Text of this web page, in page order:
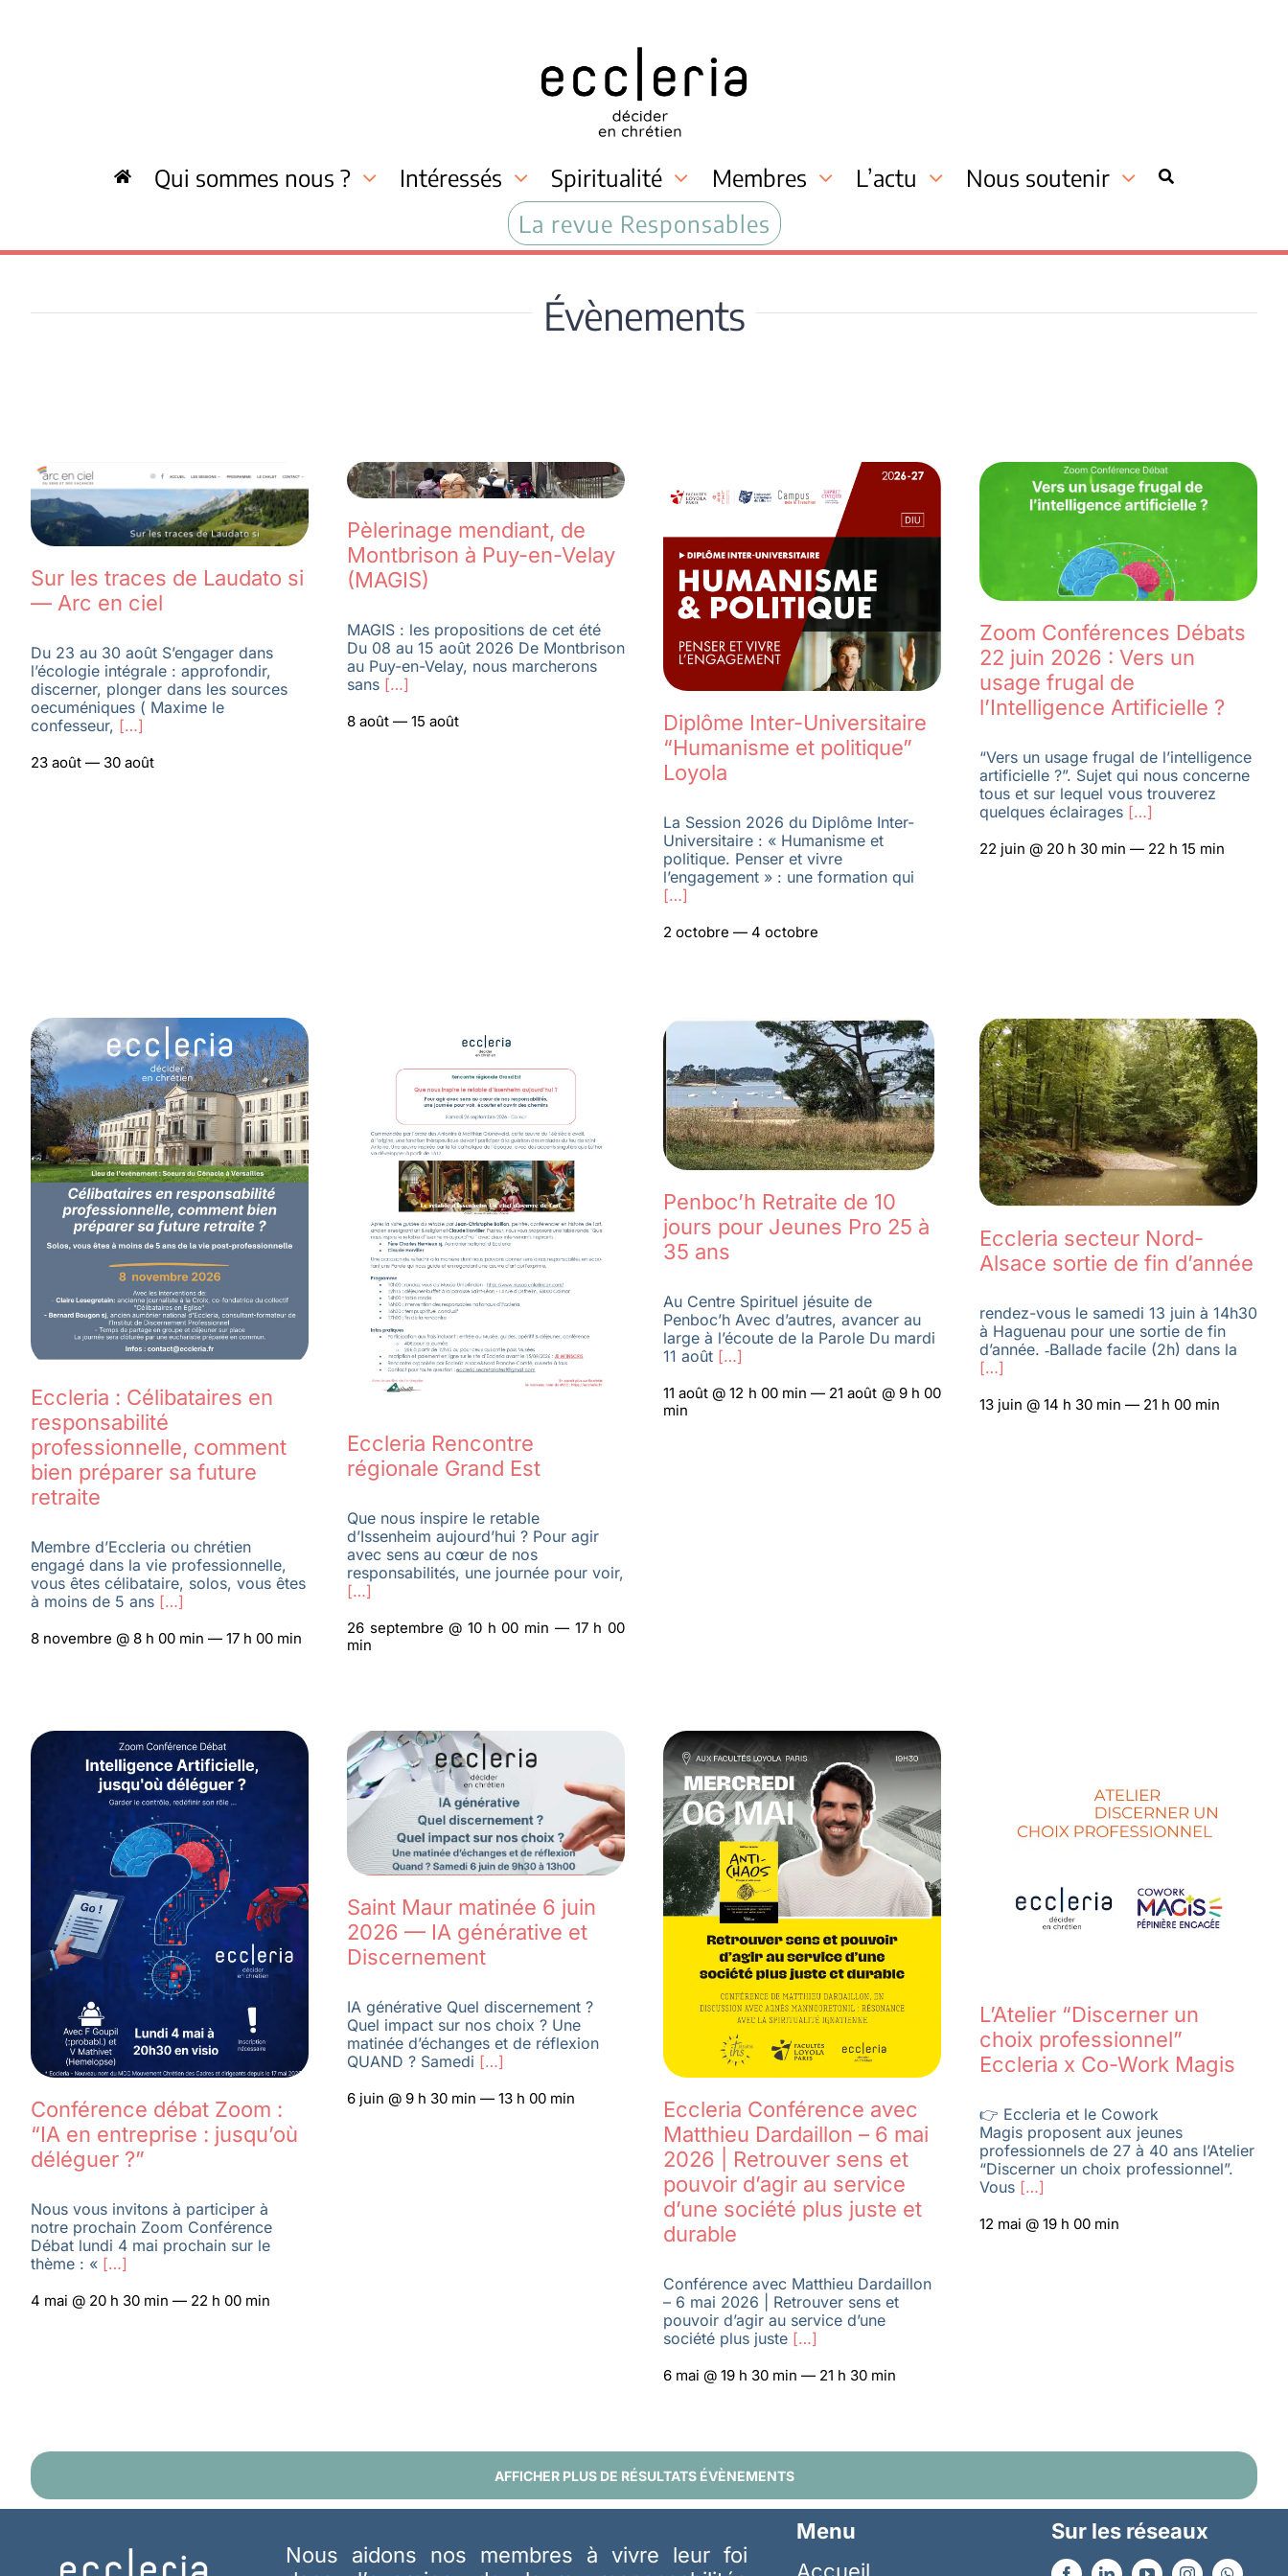
Qui sommes nous ? Intéressés Spiritualité Membres L’actu
Nous soutenir
La revue Responsables
Évènements
Sur les traces de Laudato si
— Arc en ciel
Du 23 au 30 août S’engager dans
l’écologie intégrale : approfondir,
discerner, plonger dans les sources
oecuméniques ( Maxime le
confesseur, […]
23 août — 30 août
Pèlerinage mendiant, de
Montbrison à Puy-en-Velay
(MAGIS)
MAGIS : les propositions de cet été
Du 08 au 15 août 2026 De Montbrison
au Puy-en-Velay, nous marcherons
sans[…]
8 août — 15 août
Diplôme Inter-Universitaire
“Humanisme et politique”
Loyola
La Session 2026 du Diplôme Inter-
Universitaire : « Humanisme et
politique. Penser et vivre
l’engagement » : une formation qui
[…]
2 octobre — 4 octobre
Zoom Conférences Débats
22 juin 2026 : Vers un
usage frugal de
l’Intelligence Artificielle ?
“Vers un usage frugal de l’intelligence
artificielle ?”. Sujet qui nous concerne
tous et sur lequel vous trouverez
quelques éclairages[…]
22 juin @ 20 h 30 min — 22 h 15 min
Eccleria : Célibataires en
responsabilité
professionnelle, comment
bien préparer sa future
retraite
Membre d’Eccleria ou chrétien
engagé dans la vie professionnelle,
vous êtes célibataire, solos, vous êtes
à moins de 5 ans[…]
8 novembre @ 8 h 00 min — 17 h 00 min
Eccleria Rencontre
régionale Grand Est
Que nous inspire le retable
d’Issenheim aujourd’hui ? Pour agir
avec sens au cœur de nos
responsabilités, une journée pour voir,
[…]
26 septembre @ 10 h 00 min — 17 h 00
min
Penboc’h Retraite de 10
jours pour Jeunes Pro 25 à
35 ans
Au Centre Spirituel jésuite de
Penboc’h Avec d’autres, avancer au
large à l’écoute de la Parole Du mardi
11 août[…]
11 août @ 12 h 00 min — 21 août @ 9 h 00
min
Eccleria secteur Nord-
Alsace sortie de fin d’année
rendez-vous le samedi 13 juin à 14h30
à Haguenau pour une sortie de fin
d’année. ‑Ballade facile (2h) dans la
[…]
13 juin @ 14 h 30 min — 21 h 00 min
Conférence débat Zoom :
“IA en entreprise : jusqu’où
déléguer ?”
Nous vous invitons à participer à
notre prochain Zoom Conférence
Débat lundi 4 mai prochain sur le
thème : «[…]
4 mai @ 20 h 30 min — 22 h 00 min
Saint Maur matinée 6 juin
2026 — IA générative et
Discernement
IA générative Quel discernement ?
Quel impact sur nos choix ? Une
matinée d’échanges et de réflexion
QUAND ? Samedi […]
6 juin @ 9 h 30 min — 13 h 00 min
Eccleria Conférence avec
Matthieu Dardaillon – 6 mai
2026 | Retrouver sens et
pouvoir d’agir au service
d’une société plus juste et
durable
Conférence avec Matthieu Dardaillon
– 6 mai 2026 | Retrouver sens et
pouvoir d’agir au service d’une
société plus juste[…]
6 mai @ 19 h 30 min — 21 h 30 min
L’Atelier “Discerner un
choix professionnel”
Eccleria x Co-Work Magis
👉 Eccleria et le Cowork
Magis proposent aux jeunes
professionnels de 27 à 40 ans l’Atelier
“Discerner un choix professionnel”.
Vous[…]
12 mai @ 19 h 00 min
AFFICHER PLUS DE RÉSULTATS ÉVÈNEMENTS
Nous aidons nos membres à vivre leur foi
Menu
Sur les réseaux